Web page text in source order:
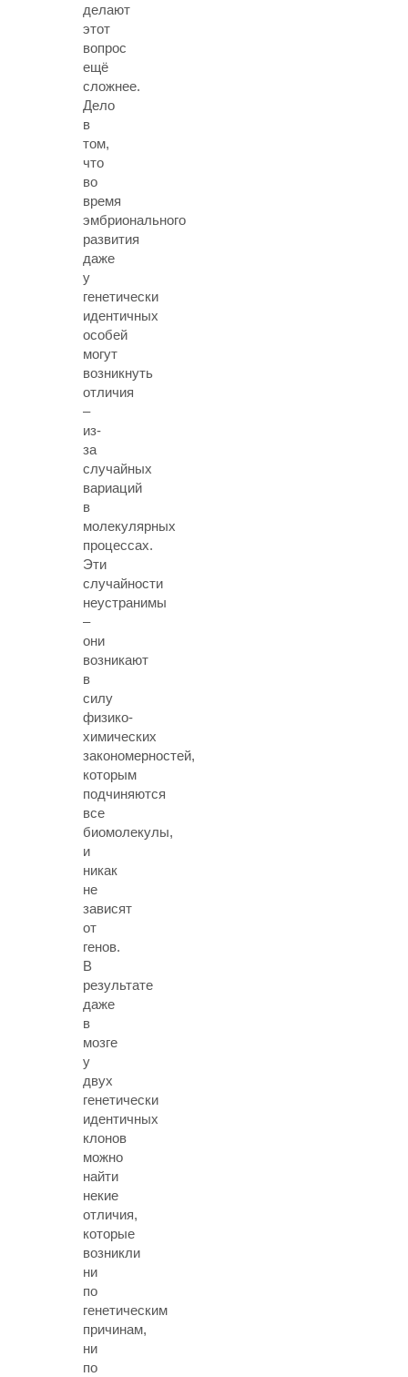
делают
этот
вопрос
ещё
сложнее.
Дело
в
том,
что
во
время
эмбрионального
развития
даже
у
генетически
идентичных
особей
могут
возникнуть
отличия
–
из-
за
случайных
вариаций
в
молекулярных
процессах.
Эти
случайности
неустранимы
–
они
возникают
в
силу
физико-
химических
закономерностей,
которым
подчиняются
все
биомолекулы,
и
никак
не
зависят
от
генов.
В
результате
даже
в
мозге
у
двух
генетически
идентичных
клонов
можно
найти
некие
отличия,
которые
возникли
ни
по
генетическим
причинам,
ни
по